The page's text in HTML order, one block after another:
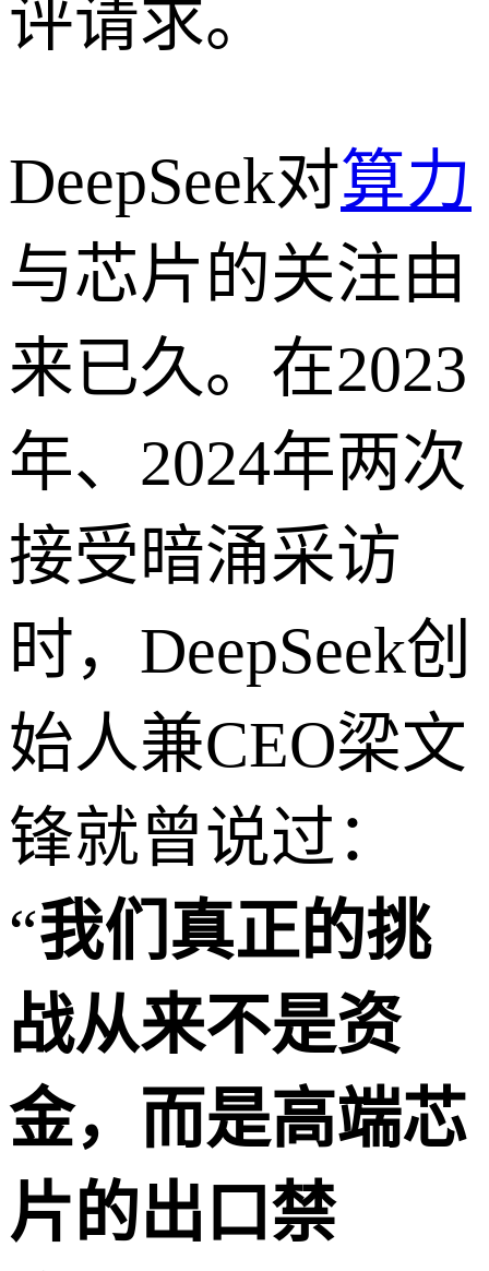
评请求。
DeepSeek对算力
与芯片的关注由
来已久。在2023
年、2024年两次
接受暗涌采访
时，DeepSeek创
始人兼CEO梁文
锋就曾说过：
“我们真正的挑
战从来不是资
金，而是高端芯
片的出口禁